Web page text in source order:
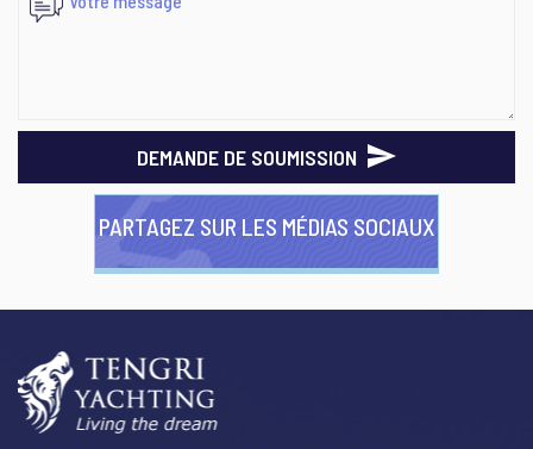
DEMANDE DE SOUMISSION
PARTAGEZ SUR LES MÉDIAS SOCIAUX